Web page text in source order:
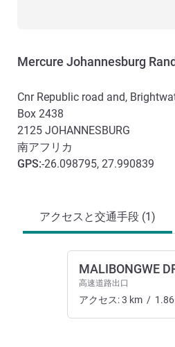
Mercure Johannesburg
Cnr Republic road and,
Box 2438
2125 JOHANNESBURG
南アフリカ
GPS:-26.098795, 27.990839
アクセスと交通手段 (1)
MALIBONGWE
高速道路出口
アクセス:3 km / 1.86